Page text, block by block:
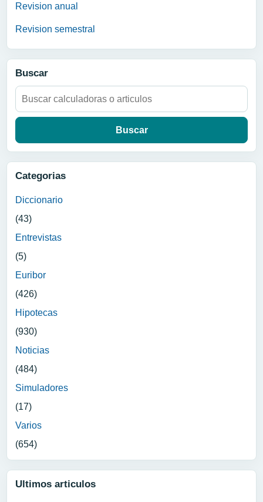
Revision anual
Revision semestral
Buscar
Buscar:
Categorias
Diccionario
(43)
Entrevistas
(5)
Euribor
(426)
Hipotecas
(930)
Noticias
(484)
Simuladores
(17)
Varios
(654)
Ultimos articulos